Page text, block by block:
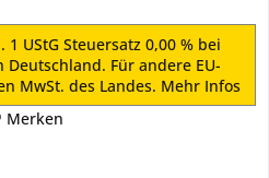
1 UStG Steuersatz 0,00 % bei
Für andere EU-
MwSt. des Landes. Mehr Infos
Merken